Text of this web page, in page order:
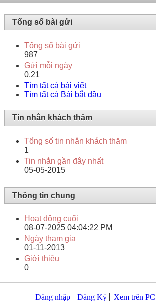
Tổng số bài gửi
Tổng số bài gửi
987
Gửi mỗi ngày
0.21
Tìm tất cả bài viết
Tìm tất cả Bài bắt đầu
Tin nhắn khách thăm
Tổng số tin nhắn khách thăm
1
Tin nhắn gần đây nhất
05-05-2015
Thông tin chung
Hoạt động cuối
08-07-2025 04:04:22 PM
Ngày tham gia
01-11-2013
Giới thiệu
0
Đăng nhập Đăng Ký Xem trên PC